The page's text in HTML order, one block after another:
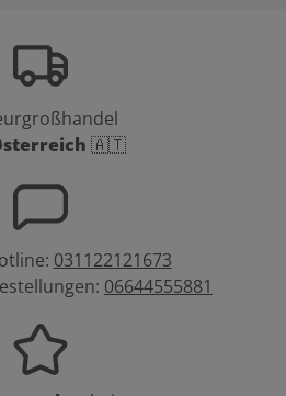
🇦🇹
031122121673
06644555881